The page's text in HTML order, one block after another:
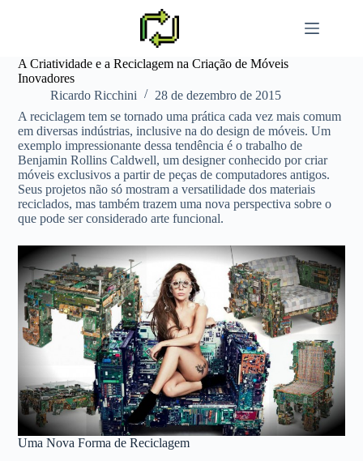
A Criatividade e a Reciclagem na Criação de Móveis
Inovadores
Ricardo Ricchini
28 de dezembro de 2015
A reciclagem tem se tornado uma prática cada vez mais comum
em diversas indústrias, inclusive na do design de móveis. Um
exemplo impressionante dessa tendência é o trabalho de
Benjamin Rollins Caldwell, um designer conhecido por criar
móveis exclusivos a partir de peças de computadores antigos.
Seus projetos não só mostram a versatilidade dos materiais
reciclados, mas também trazem uma nova perspectiva sobre o
que pode ser considerado arte funcional.
Uma Nova Forma de Reciclagem